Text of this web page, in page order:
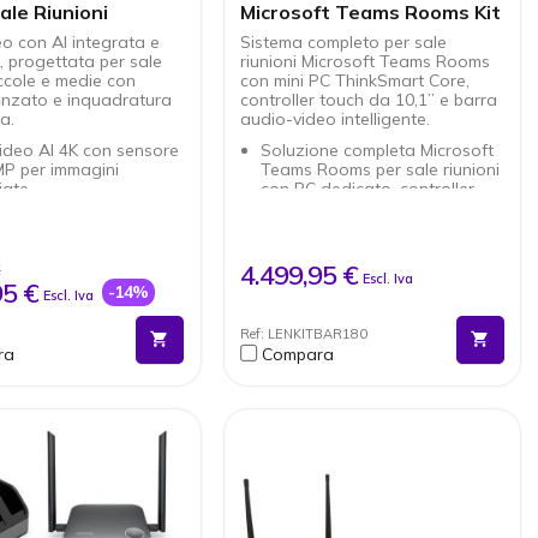
Riunioni
con AI integrata e
progettata per sale
e medie con
e inquadratura
AI 4K con sensore
per immagini
con AI per
vocale precisa e
integrati da 12W
potente e chiaro
intelligenti come
Zoom e Google
€ Escl. Iva -14%
Microsoft Teams Rooms Kit
Sistema completo per sale
riunioni Microsoft Teams Rooms
con mini PC ThinkSmart Core,
controller touch da 10,1” e barra
audio-video intelligente.
Soluzione completa Microsoft
Teams Rooms per sale riunioni
con PC dedicato, controller
affidabili nelle
videoconferenze
gestione intuitiva delle riunioni
e delle funzioni della sala
Barra audio-video intelligente
HDMI e rete Ethernet
Wi-Fi 6 e Bluetooth 5.0 per
connettività wireless avanzata
4.499,95 € Escl. Iva
Ref: LENKITBAR180
Compara